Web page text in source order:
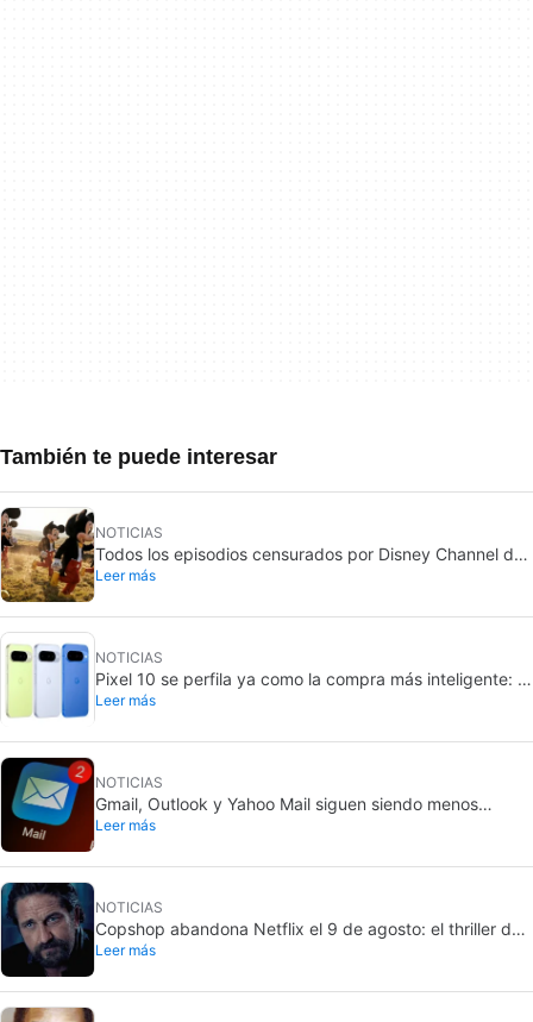
También te puede interesar
NOTICIAS
Todos los episodios censurados por Disney Channel de
sus series más queridas… con más o menos motivo
Leer más
NOTICIAS
Pixel 10 se perfila ya como la compra más inteligente: el
Pixel 11 subiría 100 dólares
Leer más
NOTICIAS
Gmail, Outlook y Yahoo Mail siguen siendo menos
seguros que los chats
Leer más
NOTICIAS
Copshop abandona Netflix el 9 de agosto: el thriller de
Gerard Butler apura sus últimos días
Leer más